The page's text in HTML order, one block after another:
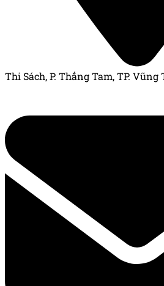
Thi Sách, P. Thắng Tam, TP. Vũng